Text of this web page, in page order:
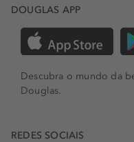
DOUGLAS APP
Descubra o mundo da
Douglas.
REDES SOCIAIS